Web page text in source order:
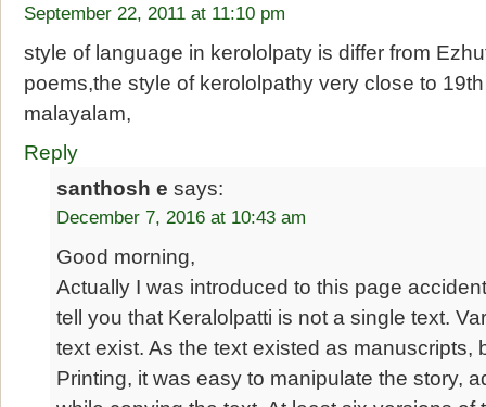
September 22, 2011 at 11:10 pm
style of language in kerololpaty is differ from
poems,the style of kerololpathy very close to
malayalam,
Reply
santhosh e says:
December 7, 2016 at 10:43 am
Good morning,
Actually I was introduced to this page
tell you that Keralolpatti is not a single text.
text exist. As the text existed as manuscripts,
Printing, it was easy to manipulate the story,